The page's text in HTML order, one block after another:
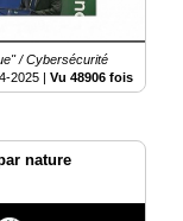
/ Cybersécurité
2025 |Vu 48906 fois
nature